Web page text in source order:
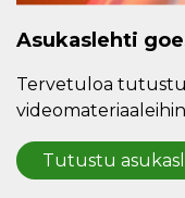
Asukaslehti
Tervetuloa
Tutustu